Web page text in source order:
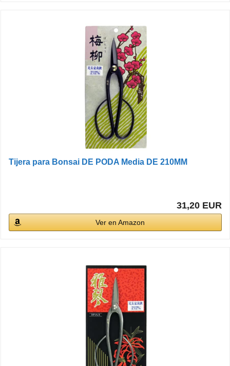
Tijera para Bonsai DE PODA Media DE 210MM
31,20 EUR
Ver en Amazon